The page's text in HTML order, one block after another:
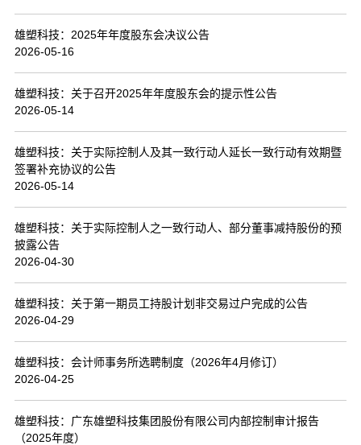
联系我们
雄塑科技：2025年年度股东会决议公告
2026-05-16
雄塑科技：关于召开2025年年度股东会的提示性公告
2026-05-14
雄塑科技：关于实际控制人及其一致行动人延长一致行动有效期暨
签署补充协议的公告
2026-05-14
雄塑科技：关于实际控制人之一致行动人、部分董事减持股份的预
披露公告
2026-04-30
雄塑科技：关于第一期员工持股计划非交易过户完成的公告
2026-04-29
雄塑科技：会计师事务所选聘制度（2026年4月修订）
2026-04-25
雄塑科技：广东雄塑科技集团股份有限公司内部控制审计报告
（2025年度）